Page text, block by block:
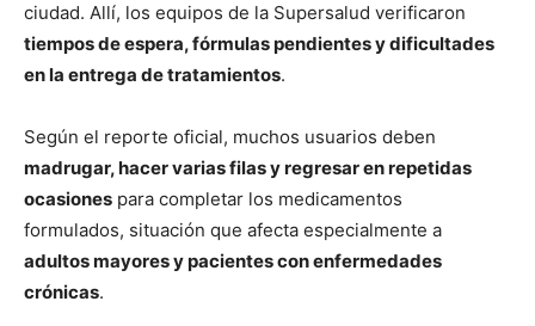
ciudad. Allí, los equipos de la Supersalud verificaron
tiempos de espera, fórmulas pendientes y dificultades
en la entrega de tratamientos.
Según el reporte oficial, muchos usuarios deben
madrugar, hacer varias filas y regresar en repetidas
ocasiones para completar los medicamentos
formulados, situación que afecta especialmente a
adultos mayores y pacientes con enfermedades
crónicas.